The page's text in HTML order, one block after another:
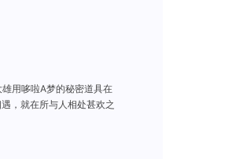
用哆啦A梦的秘密道具在
，就在所与人相处甚欢之